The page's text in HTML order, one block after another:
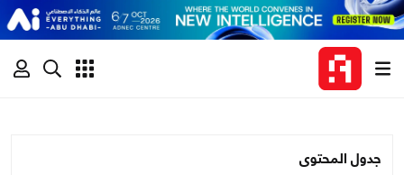
جدول المحتوى